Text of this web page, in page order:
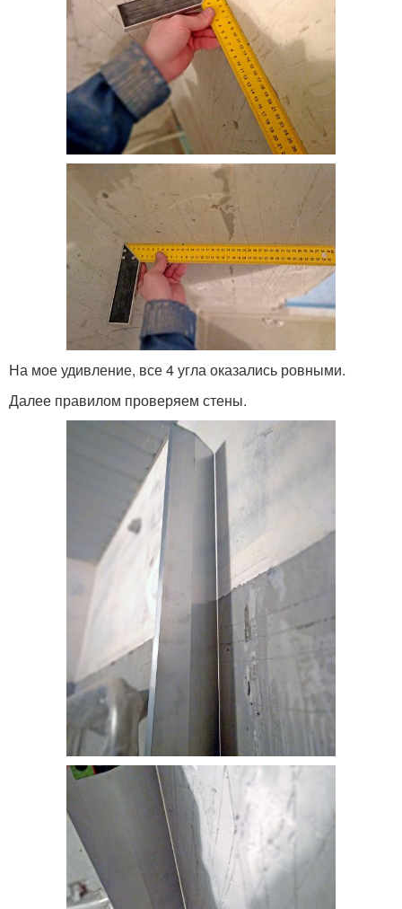
На мое удивление, все 4 угла оказались ровными.
Далее правилом проверяем стены.